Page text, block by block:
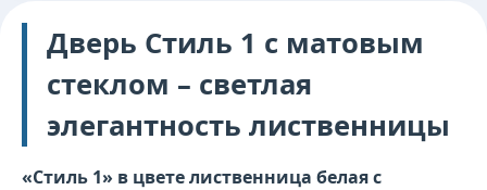
Дверь Стиль 1 с матовым
стеклом – светлая
элегантность лиственницы
«Стиль 1» в цвете лиственница белая с